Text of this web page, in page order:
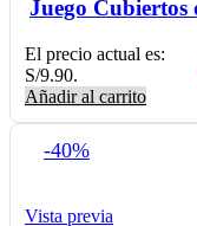
Juego Cubiertos
El precio actual es:
S/9.90.
Añadir al carrito
-40%
Vista previa